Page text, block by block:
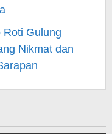
Roti Gulung
Nikmat dan